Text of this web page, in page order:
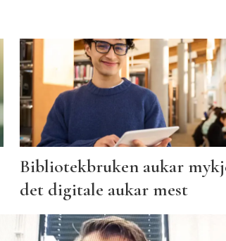
Bibliotekbruken aukar
det digitale aukar mest